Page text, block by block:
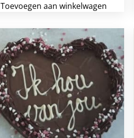
Toevoegen aan winkelwagen